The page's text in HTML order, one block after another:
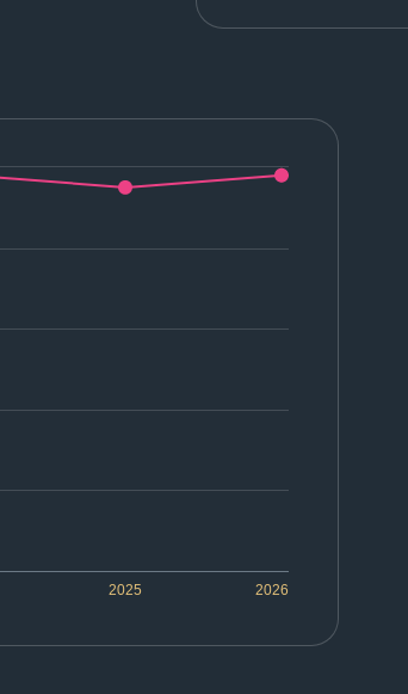
2025 2026